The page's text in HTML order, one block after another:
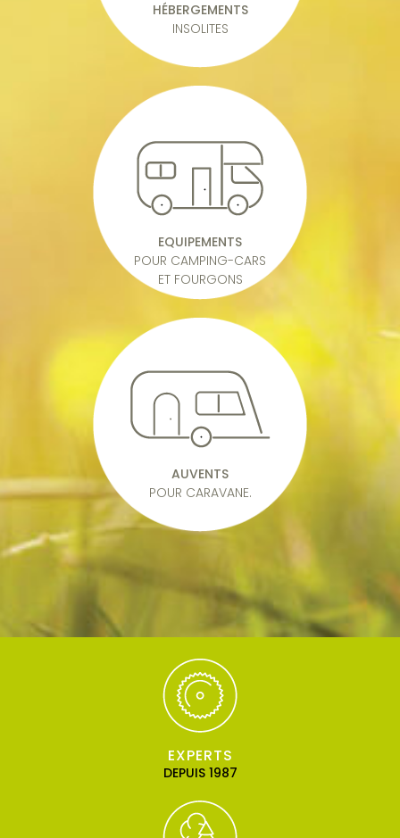
HÉBERGEMENTS
INSOLITES
EQUIPEMENTS
POUR CAMPING-CARS
ET FOURGONS
AUVENTS
POUR CARAVANE.
EXPERTS
DEPUIS 1987